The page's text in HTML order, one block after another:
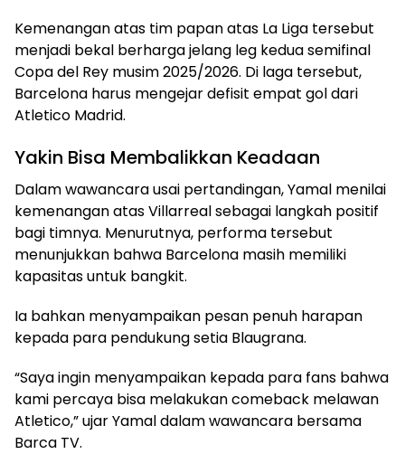
Kemenangan atas tim papan atas La Liga tersebut
menjadi bekal berharga jelang leg kedua semifinal
Copa del Rey musim 2025/2026. Di laga tersebut,
Barcelona harus mengejar defisit empat gol dari
Atletico Madrid.
Yakin Bisa Membalikkan Keadaan
Dalam wawancara usai pertandingan, Yamal menilai
kemenangan atas Villarreal sebagai langkah positif
bagi timnya. Menurutnya, performa tersebut
menunjukkan bahwa Barcelona masih memiliki
kapasitas untuk bangkit.
Ia bahkan menyampaikan pesan penuh harapan
kepada para pendukung setia Blaugrana.
“Saya ingin menyampaikan kepada para fans bahwa
kami percaya bisa melakukan comeback melawan
Atletico,” ujar Yamal dalam wawancara bersama
Barca TV.